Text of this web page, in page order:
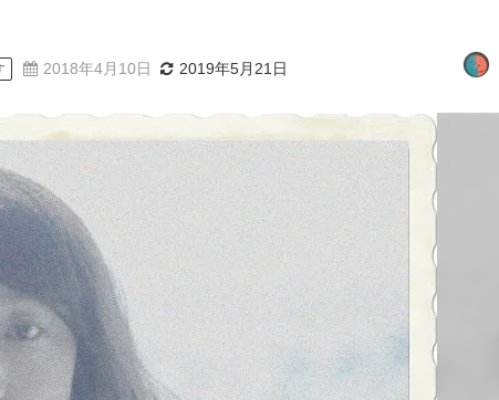
2018年4月10日 2019年5月21日